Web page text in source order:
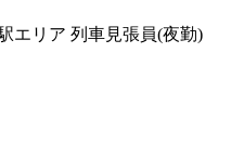
エリア 列車見張員(夜勤)